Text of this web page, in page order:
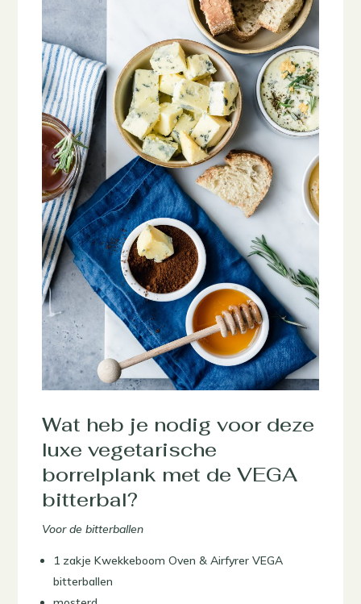
Wat heb je nodig voor deze
luxe vegetarische
borrelplank met de VEGA
bitterbal?
Voor de bitterballen
1 zakje Kwekkeboom Oven & Airfyrer VEGA
bitterballen